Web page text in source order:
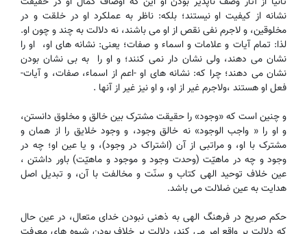
نشانه از کیفیت او نیستند؛ بلکه: ناظر به عملکرد او در خلقت و در
مخلوقین، و لاجرم نفی نقص از او می باشند، نه دلالت به چند و چون او.
‌لذا: تمام آیات و علامات و اسماء و صفات؛ یعنی: نشانه های او، او را
نشان می دهند، ولی نشان دار نمی کنند؛ و او را به بی نشان بودن
نشان می دهند؛ چرا که: نشانه های او -اعم از اسماء، صفات، و آیات-
فعل او هستند ،ولاجرم غیر از او، و او نیز غیر از آنها .
و چنین است که «وجود» را حقیقت مشترک بین خالق و مخلوق دانستن،
و او را « واجب الوجود» نه خالق وجود، و وجود خلایق را از همان و
مشترک با او، و مراتبی از آن (اشتراک در وجود)، و یا عین او؛ چه در
وجود و چه در ماهیّت (وحدت وجود و موجود و ماهیّت) باور داشتن ،
عین خلاف توحید الهی کتاب و سنّت و مخالفت با آن، و تبدیل اصل
هدایت به عین ضلالت می باشد.
حکم صریح در فرهنگ الهی به ذهنی نبودن خدای متعال، در عین حال